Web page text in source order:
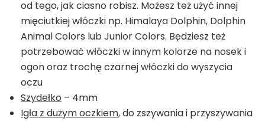
od tego, jak ciasno robisz. Możesz też użyć innej
mięciutkiej włóczki np. Himalaya Dolphin, Dolphin
Animal Colors lub Junior Colors. Będziesz też
potrzebować włóczki w innym kolorze na nosek i
ogon oraz trochę czarnej włóczki do wyszycia
oczu
Szydełko – 4mm
Igła z dużym oczkiem, do zszywania i przyszywania